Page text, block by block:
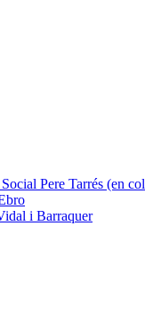
Pere Tarrés (en
i Barraquer